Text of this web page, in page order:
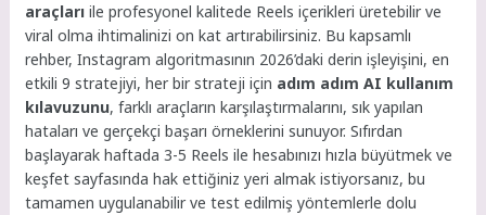
araçları ile profesyonel kalitede Reels içerikleri üretebilir ve
viral olma ihtimalinizi on kat artırabilirsiniz. Bu kapsamlı
rehber, Instagram algoritmasının 2026’daki derin işleyişini, en
etkili 9 stratejiyi, her bir strateji için adım adım AI kullanım
kılavuzunu, farklı araçların karşılaştırmalarını, sık yapılan
hataları ve gerçekçi başarı örneklerini sunuyor. Sıfırdan
başlayarak haftada 3-5 Reels ile hesabınızı hızla büyütmek ve
keşfet sayfasında hak ettiğiniz yeri almak istiyorsanız, bu
tamamen uygulanabilir ve test edilmiş yöntemlerle dolu